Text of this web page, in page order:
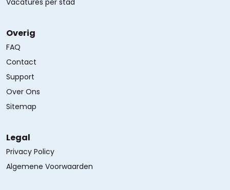
Vacatures per stad
Overig
FAQ
Contact
Support
Over Ons
Sitemap
Legal
Privacy Policy
Algemene Voorwaarden